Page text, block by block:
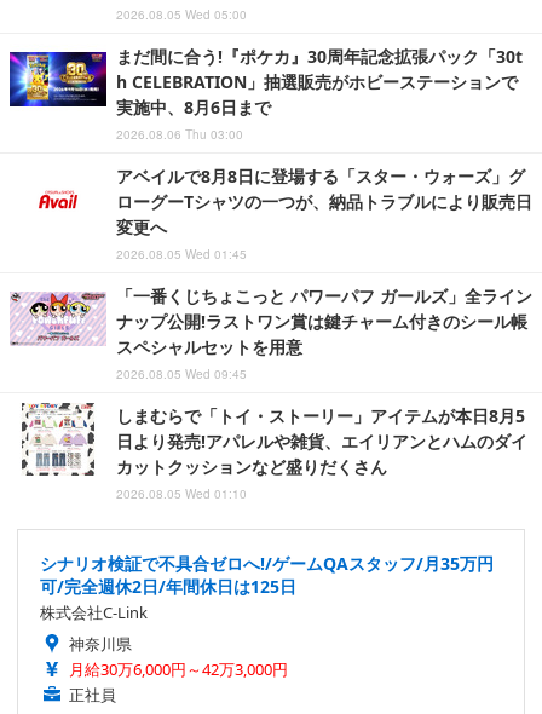
2026.08.05 Wed 05:00
まだ間に合う!『ポケカ』30周年記念拡張パック「30t
h CELEBRATION」抽選販売がホビーステーションで
実施中、8月6日まで
2026.08.06 Thu 03:00
アベイルで8月8日に登場する「スター・ウォーズ」グ
ローグーTシャツの一つが、納品トラブルにより販売日
変更へ
2026.08.05 Wed 01:45
「一番くじちょこっと パワーパフ ガールズ」全ライン
ナップ公開!ラストワン賞は鍵チャーム付きのシール帳
スペシャルセットを用意
2026.08.05 Wed 09:45
しまむらで「トイ・ストーリー」アイテムが本日8月5
日より発売!アパレルや雑貨、エイリアンとハムのダイ
カットクッションなど盛りだくさん
2026.08.05 Wed 01:10
シナリオ検証で不具合ゼロへ!/ゲームQAスタッフ/月35万円
可/完全週休2日/年間休日は125日
株式会社C-Link
神奈川県
月給30万6,000円～42万3,000円
正社員